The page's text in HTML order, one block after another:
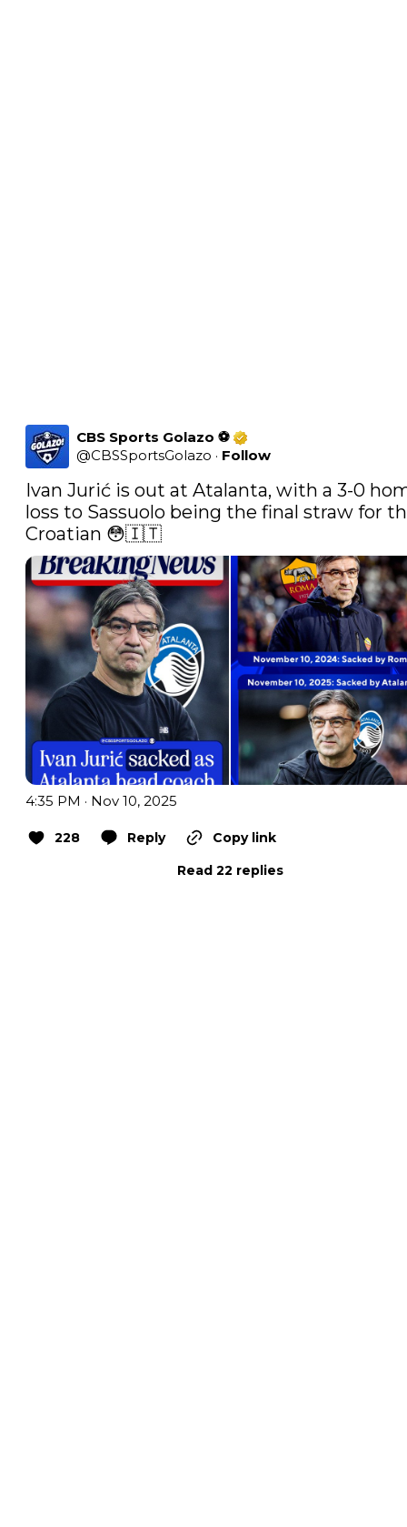
CBS Sports Golazo ⚽️
@CBSSportsGolazo · Follow
Ivan Jurić is out at Atalanta, with a 3-0
loss to Sassuolo being the final straw for
Croatian 😳🇮🇹
4:35 PM · Nov 10, 2025
228 Reply
Copy link
Read 22 replies